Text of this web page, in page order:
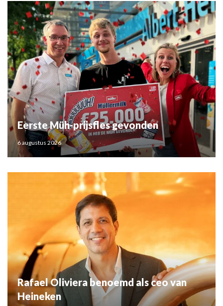
Eerste Müh-prijsfles gevonden
6 augustus 2026
Rafael Oliviera benoemd als ceo van
Heineken